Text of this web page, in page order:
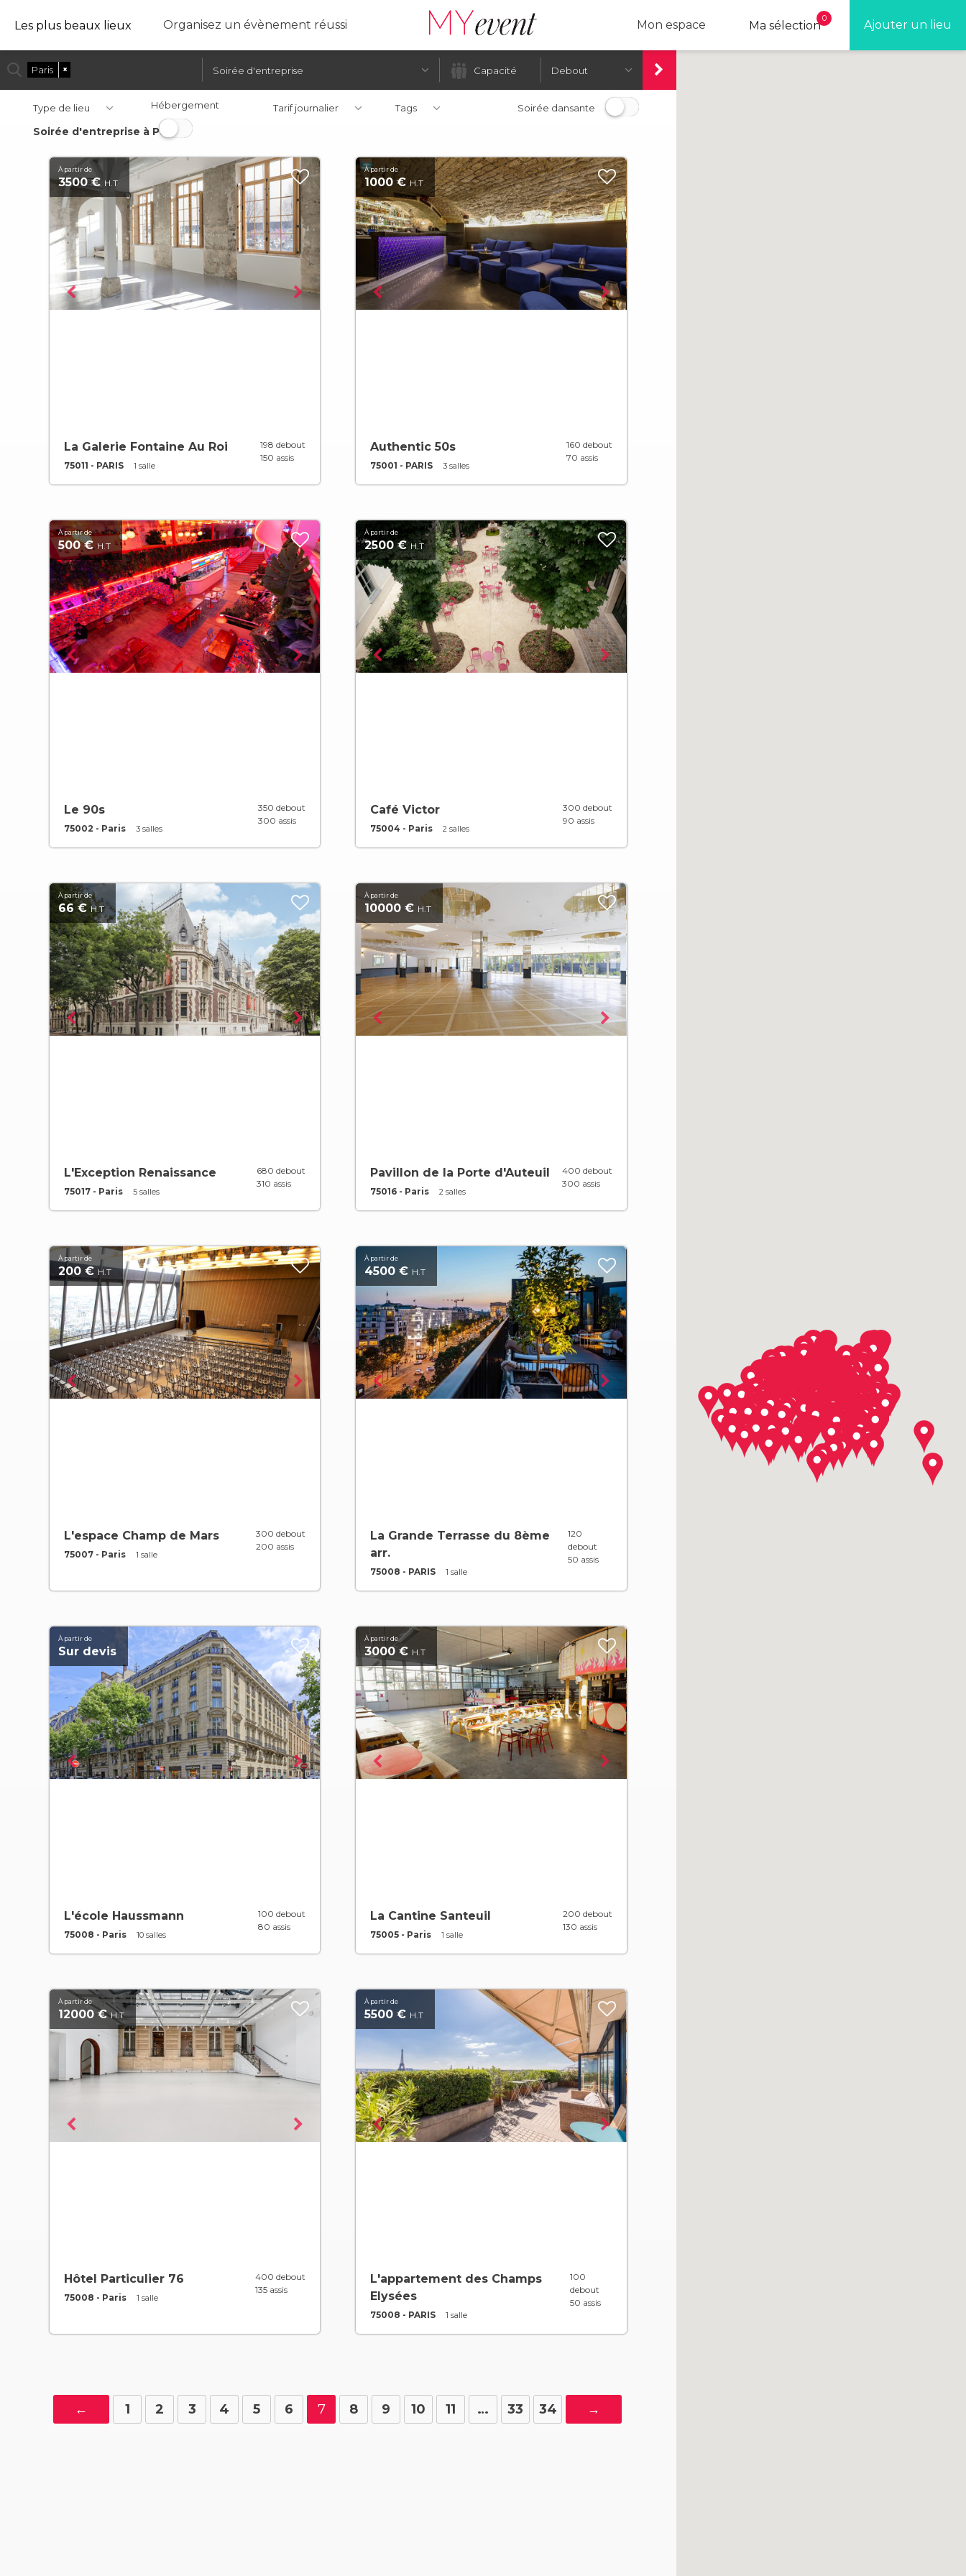
Les plus beaux lieux Organisez un évènement réussi Ajouter un lieu
Ma sélection
0
Mon espace
Paris × Soirée d'entreprise Debout
Type de lieu Hébergement Tarif journalier Tags Soirée dansante
Soirée d'entreprise à Paris
À partir de
3500 € H.T
La Galerie Fontaine Au Roi
75011 - PARIS 1 salle
198 debout
150 assis
À partir de
1000 €H.T
Authentic 50s
75001 - PARIS 3 salles
160 debout
70 assis
À partir de
500 €H.T
Le 90s
75002 - Paris 3 salles
350 debout
300 assis
À partir de
2500 €H.T
Café Victor
75004 - Paris 2 salles
300 debout
90 assis
À partir de
66 €H.T
L'Exception Renaissance
75017 - Paris 5 salles
680 debout
310 assis
À partir de
10000 € H.T
Pavillon de la Porte d'Auteuil
75016 - Paris 2 salles
400 debout
300 assis
À partir de
200 € H.T
L'espace Champ de Mars
75007 - Paris 1 salle
300 debout
200 assis
À partir de
4500 € H.T
La Grande Terrasse du 8ème
arr.
75008 - PARIS 1 salle
120
debout
50 assis
À partir de
Sur devis
L'école Haussmann
75008 - Paris 10 salles
100 debout
80 assis
À partir de
3000 € H.T
La Cantine Santeuil
75005 - Paris 1 salle
200 debout
130 assis
À partir de
12000 €H.T
Hôtel Particulier 76
75008 - Paris 1 salle
400 debout
135 assis
À partir de
5500 € H.T
L'appartement des Champs
Elysées
75008 - PARIS 1 salle
100
debout
50 assis
← 1 2 3 4 5 6 7 8 9 10 11 … 33 34 →